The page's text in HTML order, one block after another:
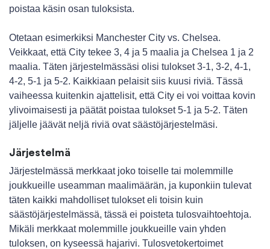
poistaa käsin osan tuloksista.
Otetaan esimerkiksi Manchester City vs. Chelsea.
Veikkaat, että City tekee 3, 4 ja 5 maalia ja Chelsea 1 ja 2
maalia. Täten järjestelmässäsi olisi tulokset 3-1, 3-2, 4-1,
4-2, 5-1 ja 5-2. Kaikkiaan pelaisit siis kuusi riviä. Tässä
vaiheessa kuitenkin ajattelisit, että City ei voi voittaa kovin
ylivoimaisesti ja päätät poistaa tulokset 5-1 ja 5-2. Täten
jäljelle jäävät neljä riviä ovat säästöjärjestelmäsi.
Järjestelmä
Järjestelmässä merkkaat joko toiselle tai molemmille
joukkueille useamman maalimäärän, ja kuponkiin tulevat
täten kaikki mahdolliset tulokset eli toisin kuin
säästöjärjestelmässä, tässä ei poisteta tulosvaihtoehtoja.
Mikäli merkkaat molemmille joukkueille vain yhden
tuloksen, on kyseessä hajarivi. Tulosvetokertoimet